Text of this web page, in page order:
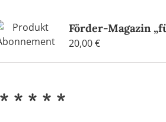
Förder-Magazin
20,00€
* * * * *